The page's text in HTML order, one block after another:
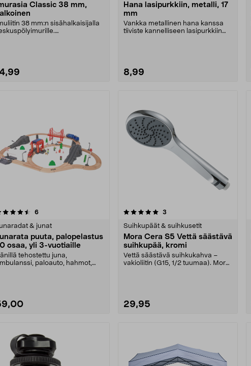
Classic 38 mm,
38 mm:n sisähalkaisijalla
Hana lasipurkkiin, metalli, 17
mm
Vankka metallinen hana kanssa
tiiviste kannelliseen lasipurkkiin
8,99
6arvostelut
& junat
puuta, palopelastus
osaa, yli 3-vuotiaille
tehostettu juna,
paloauto, hahmot,
5.0 viidestä
3
Suihkupäät & suihkusetit
Mora Cera S5 Vettä säästävä
suihkupää, kromi
Vettä säästävä suihkukahva –
vakioliitin (G15, 1/2 tuumaa). Mora
29,95
0.0 viidestä